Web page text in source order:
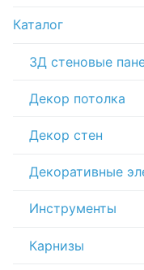
Каталог
3Д стеновые
Декор потолка
Декор стен
Декоративные
Инструменты
Карнизы